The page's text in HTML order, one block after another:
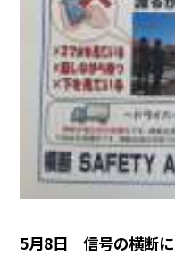
5月8日 信号の横断に